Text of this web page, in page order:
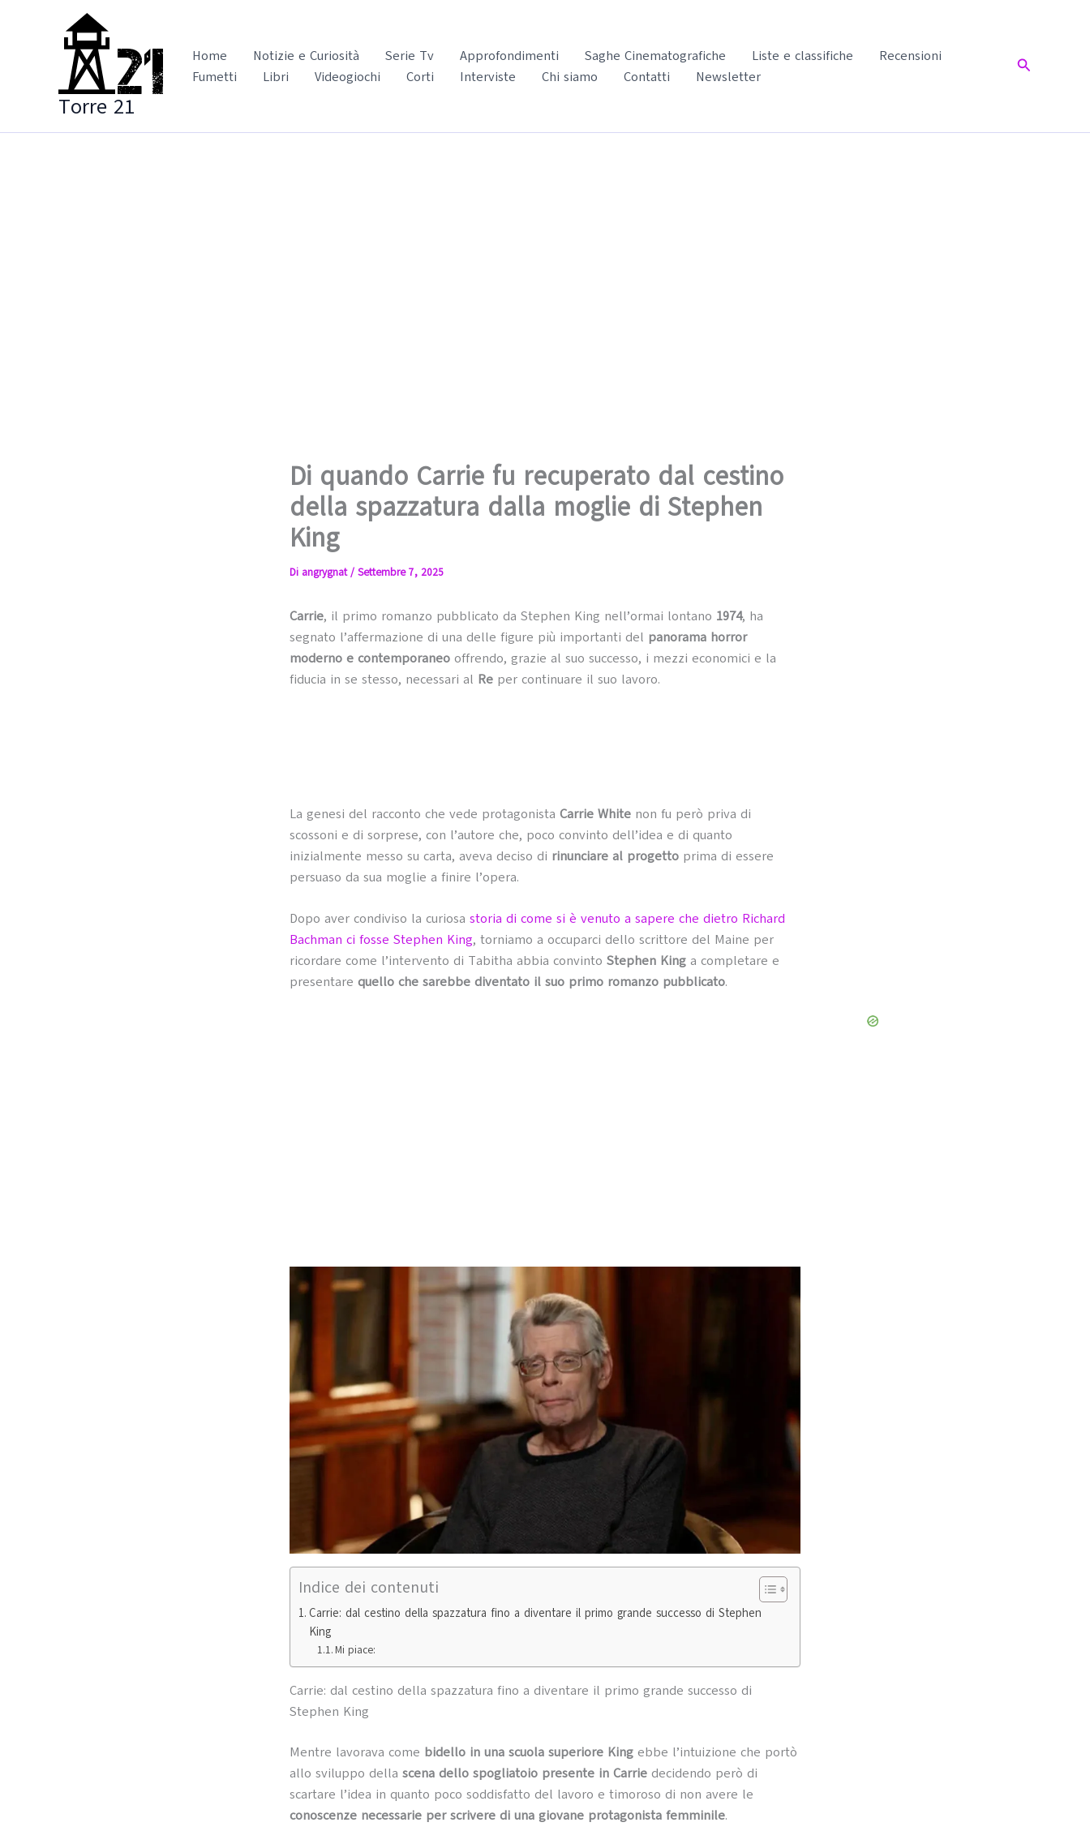
Torre 21
Home Notizie e Curiosità Serie Tv Approfondimenti Saghe Cinematografiche Liste e classifiche
Recensioni
Fumetti
Libri Videogiochi Corti Interviste Chi siamo Contatti Newsletter
Cerca
Di quando Carrie fu recuperato dal cestino
della spazzatura dalla moglie di Stephen
King
Di angrygnat/ Settembre 7, 2025
Carrie, il primo romanzo pubblicato da Stephen King nell’ormai lontano 1974, ha
segnato l’affermazione di una delle figure più importanti del panorama horror
moderno e contemporaneo offrendo, grazie al suo successo, i mezzi economici e la
fiducia in se stesso, necessari al Re per continuare il suo lavoro.
La genesi del racconto che vede protagonista Carrie White non fu però priva di
scossoni e di sorprese, con l’autore che, poco convinto dell’idea e di quanto
inizialmente messo su carta, aveva deciso di rinunciare al progetto prima di essere
persuaso da sua moglie a finire l’opera.
Dopo aver condiviso la curiosa storia di come si è venuto a sapere che dietro Richard
Bachman ci fosse Stephen King, torniamo a occuparci dello scrittore del Maine per
ricordare come l’intervento di Tabitha abbia convinto Stephen King a completare e
presentare quello che sarebbe diventato il suo primo romanzo pubblicato.
Indice dei contenuti
Carrie: dal cestino della spazzatura fino a diventare il primo grande successo di Stephen
King
Mi piace:
Carrie: dal cestino della spazzatura fino a diventare il primo grande successo di
Stephen King
Mentre lavorava come bidello in una scuola superiore King ebbe l’intuizione che portò
allo sviluppo della scena dello spogliatoio presente in Carrie decidendo però di
scartare l’idea in quanto poco soddisfatto del lavoro e timoroso di non avere le
conoscenze necessarie per scrivere di una giovane protagonista femminile.